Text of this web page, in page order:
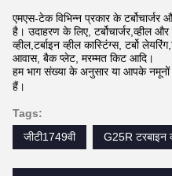
एमएस-टेक विभिन्न प्रकार के टर्बोचार्जर
है। उदाहरण के लिए, टर्बोचार्जर,व्हील
व्हील,टर्बाइन व्हील कास्टिंग्स, टर्बो
आवास, बैक प्लेट, मरम्मत किट आदि।
हम भाग संख्या के अनुसार या आपके
हैं।
Tags:
जीटी1749वी
G25R टरबाइन